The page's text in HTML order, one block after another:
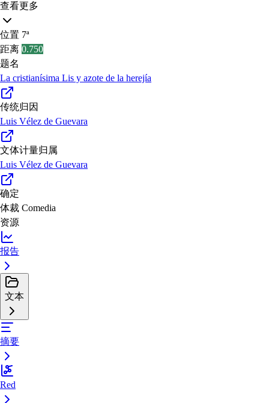
查看更多
位置 7ª
距离 0.750
题名
La cristianísima Lis y azote de la herejía
传统归因
Luis Vélez de Guevara
文体计量归属
Luis Vélez de Guevara
确定
体裁 Comedia
资源
报告
文本
摘要
Red